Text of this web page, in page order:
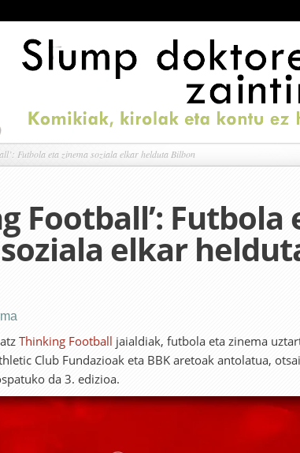
Futbola eta zinema soziala elkar helduta Bilbon
Football’: Futbola
elkar
Thinking Football jaialdiak, futbola eta zinema
Club Fundazioak eta BBK aretoak antolatua,
da 3. edizioa.